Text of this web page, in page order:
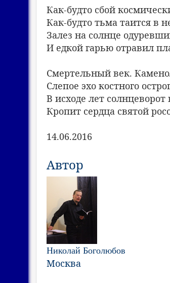
Как-будто сбой
Как-будто тьма таится в
Залез на солнце
И едкой гарью отравил
Смертельный век.
Слепое эхо костного
В исходе лет
Кропит сердца святой
14.06.2016
Автор
Николай Боголюбов
Москва